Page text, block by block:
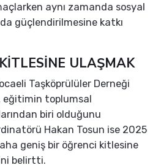
aynı zamanda sosyal
güçlendirilmesine katkı
ULAŞMAK
Taşköprülüler Derneği
eğitimin toplumsal
biri olduğunu
Hakan Tosun ise 2025
geniş bir öğrenci kitlesine
belirtti.